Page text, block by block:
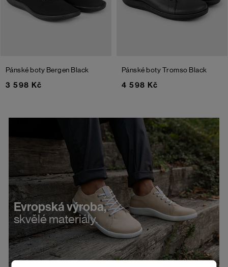
Pánské boty Bergen Black
3 598 Kč
Pánské boty Tromso Black
4 598 Kč
Evropská výroba,
skvělé materiály.